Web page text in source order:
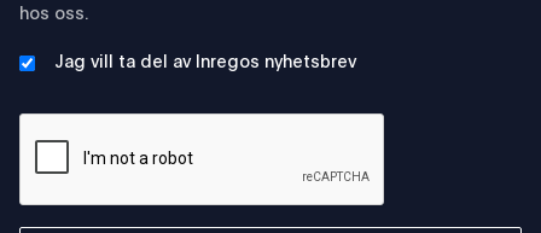
hos oss.
Jag vill ta del av Inregos nyhetsbrev